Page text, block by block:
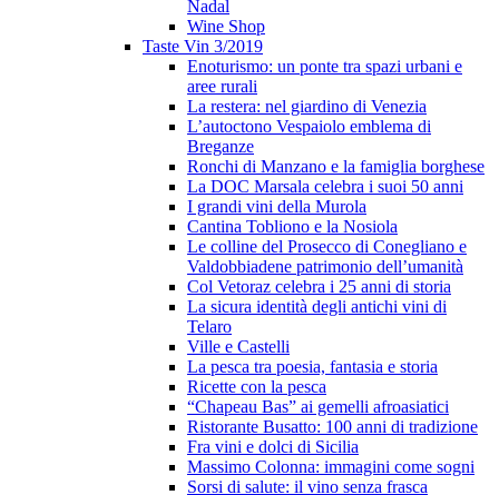
Nadal
Wine Shop
Taste Vin 3/2019
Enoturismo: un ponte tra spazi urbani e
aree rurali
La restera: nel giardino di Venezia
L’autoctono Vespaiolo emblema di
Breganze
Ronchi di Manzano e la famiglia borghese
La DOC Marsala celebra i suoi 50 anni
I grandi vini della Murola
Cantina Tobliono e la Nosiola
Le colline del Prosecco di Conegliano e
Valdobbiadene patrimonio dell’umanità
Col Vetoraz celebra i 25 anni di storia
La sicura identità degli antichi vini di
Telaro
Ville e Castelli
La pesca tra poesia, fantasia e storia
Ricette con la pesca
“Chapeau Bas” ai gemelli afroasiatici
Ristorante Busatto: 100 anni di tradizione
Fra vini e dolci di Sicilia
Massimo Colonna: immagini come sogni
Sorsi di salute: il vino senza frasca